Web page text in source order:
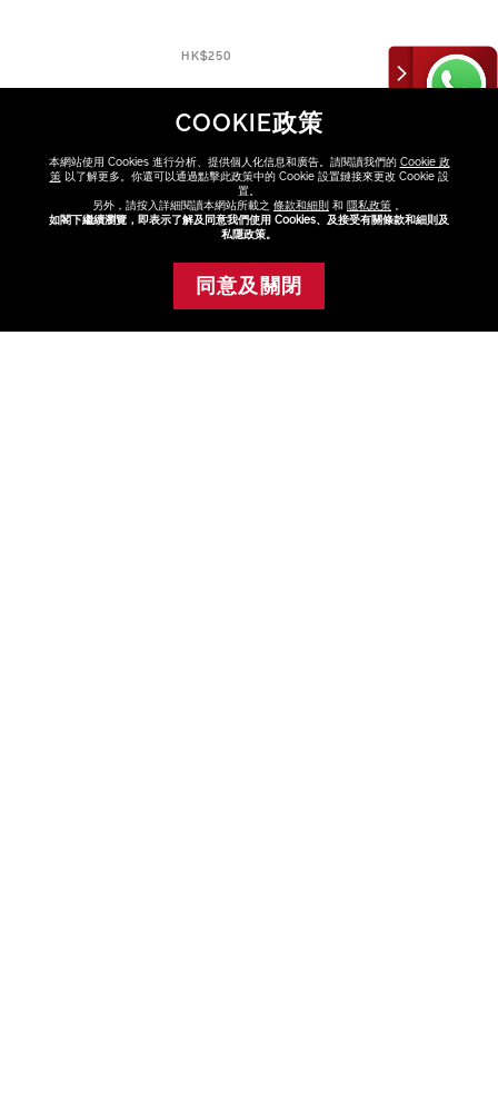
HK$250
發掘更多
化妝品化妝掃
COOKIE政策
本網站使用 Cookies 進行分析、提供個人化信息和廣告。請閱讀我們的 Cookie 政
策以了解更多。你還可以通過點擊此政策中的 Cookie 設置鏈接來更改 Cookie 設
置。
另外，請按入詳細閱讀本網站所載之 條款和細則 和 隱私政策 。
如閣下繼續瀏覽，即表示了解及同意我們使用 Cookies、及接受有關條款和細則及
私隱政策。
同意及關閉